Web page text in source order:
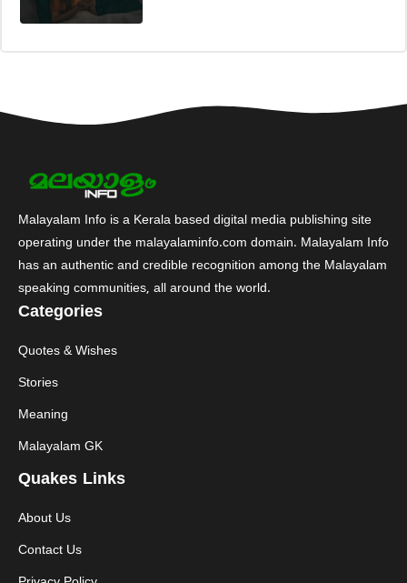
Malayalam Info is a Kerala based digital media publishing site
operating under the malayalaminfo.com domain. Malayalam Info
has an authentic and credible recognition among the Malayalam
speaking communities, all around the world.
Categories
Quotes & Wishes
Stories
Meaning
Malayalam GK
Quakes Links
About Us
Contact Us